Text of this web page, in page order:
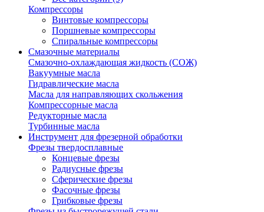
Компрессоры
Винтовые компрессоры
Поршневые компрессоры
Спиральные компрессоры
Смазочные материалы
Смазочно-охлаждающая жидкость (СОЖ)
Вакуумные масла
Гидравлические масла
Масла для направляющих скольжения
Компрессорные масла
Редукторные масла
Турбинные масла
Инструмент для фрезерной обработки
Фрезы твердосплавные
Концевые фрезы
Радиусные фрезы
Сферические фрезы
Фасочные фрезы
Грибковые фрезы